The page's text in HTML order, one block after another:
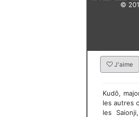
©
J'aime
Kudô,
les autres
les